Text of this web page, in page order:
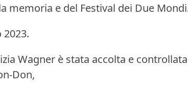
memoria e del Festival dei Due
2023.
Wagner è stata accolta e
Don,